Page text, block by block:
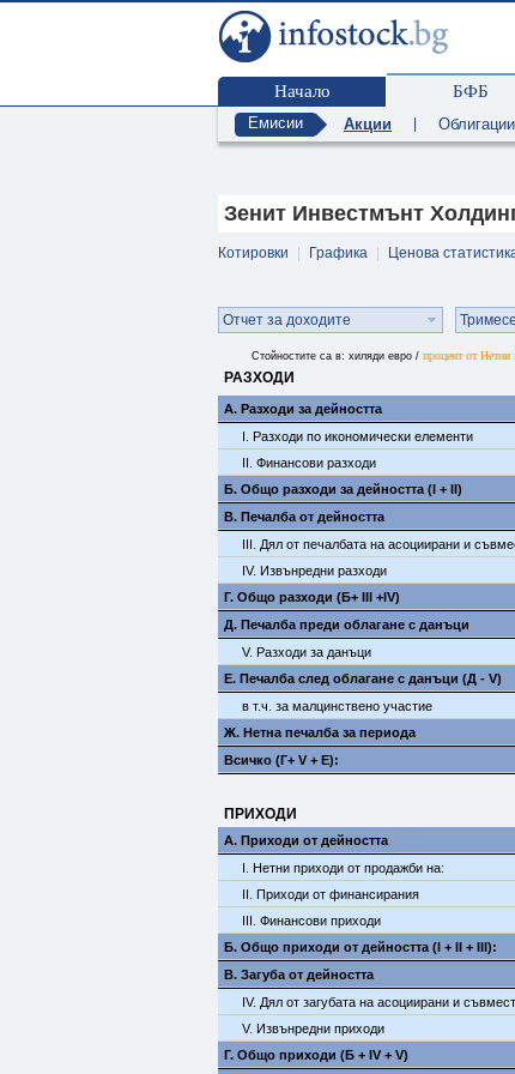
Начало БФБ
Емисии Акции Облигации
Зенит Инвестмънт
Котировки Графика Ценова
Отчет за доходите
Стойностите са в: хиляди евро / процент от
РАЗХОДИ
А. Разходи за дейността
I. Разходи по икономически елементи
II. Финансови разходи
Б. Общо разходи за дейността (I + II)
В. Печалба от дейността
III. Дял от печалбата на асоциирани и
IV. Извънредни разходи
Г. Общо разходи (Б+ III +IV)
Д. Печалба преди облагане с данъци
V. Разходи за данъци
E. Печалба след облагане с данъци (Д - V)
в т.ч. за малцинствено участие
Ж. Нетна печалба за периода
Всичко (Г+ V + Е):
ПРИХОДИ
А. Приходи от дейността
I. Нетни приходи от продажби на:
II. Приходи от финансирания
III. Финансови приходи
Б. Общо приходи от дейността (I + II + III):
В. Загуба от дейността
IV. Дял от загубата на асоциирани и
V. Извънредни приходи
Г. Общо приходи (Б + IV + V)